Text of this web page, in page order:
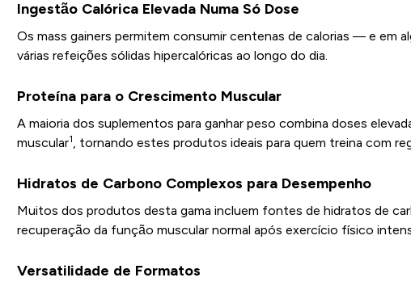
Ingestão Calórica Elevada Numa Só Dose
Os mass gainers permitem consumir centenas de calorias — e em
várias refeições sólidas hipercalóricas ao longo do dia.
Proteína para o Crescimento Muscular
A maioria dos suplementos para ganhar peso combina doses
muscular1 , tornando estes produtos ideais para quem treina com
Hidratos de Carbono Complexos para Desempenho
Muitos dos produtos desta gama incluem fontes de hidratos de
recuperação da função muscular normal após exercício físico
Versatilidade de Formatos